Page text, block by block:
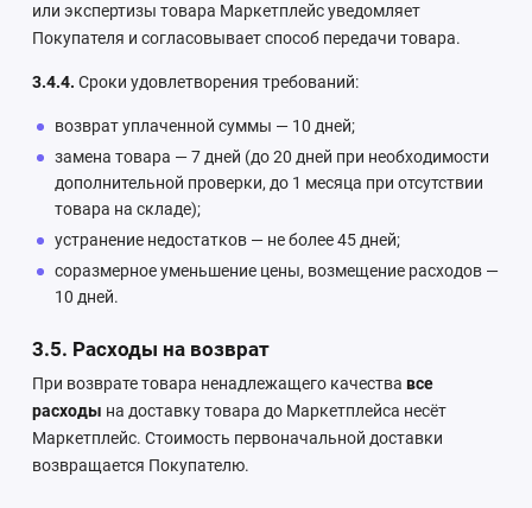
или экспертизы товара Маркетплейс уведомляет
Покупателя и согласовывает способ передачи товара.
3.4.4. Сроки удовлетворения требований:
возврат уплаченной суммы — 10 дней;
замена товара — 7 дней (до 20 дней при необходимости
дополнительной проверки, до 1 месяца при отсутствии
товара на складе);
устранение недостатков — не более 45 дней;
соразмерное уменьшение цены, возмещение расходов —
10 дней.
3.5. Расходы на возврат
При возврате товара ненадлежащего качества все
расходы на доставку товара до Маркетплейса несёт
Маркетплейс. Стоимость первоначальной доставки
возвращается Покупателю.